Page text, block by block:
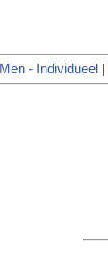
Men - Individueel